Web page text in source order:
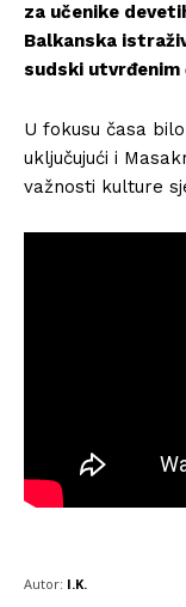
za učenike
Balkanska
sudski utvrđenim
U fokusu časa
uključujući i
važnosti kulture
Autor: I.K.